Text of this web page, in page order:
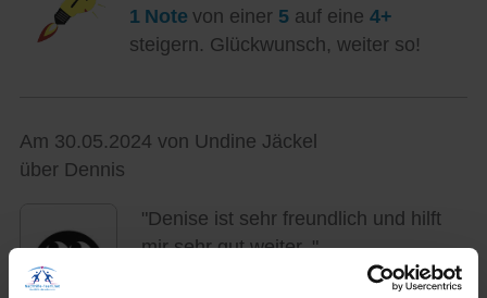
1 Notevon einer 5auf eine 4+
steigern. Glückwunsch, weiter so!
Am 30.05.2024 von Undine Jäckel
über Dennis
"Denise ist sehr freundlich und hilft
mir sehr gut weiter. "